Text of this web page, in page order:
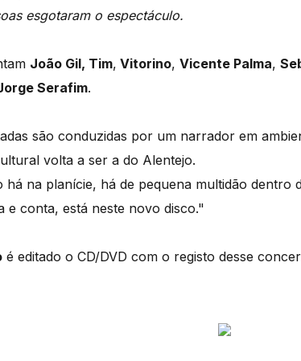
esgotaram o espectáculo.
João Gil, Tim, Vitorino, Vicente Palma,
Serafim.
são conduzidas por um narrador em
volta a ser a do Alentejo.
há na planície, há de pequena multidão dentro
e conta, está neste novo disco."
é editado o CD/DVD com o registo desse